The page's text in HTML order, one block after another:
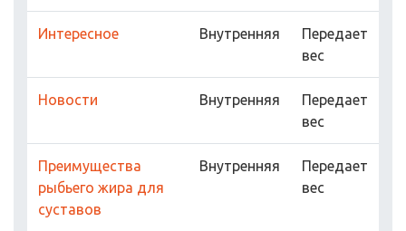
Интересное Внутренняя
Передает
вес
Новости Внутренняя
Передает
вес
Преимущества
рыбьего жира для
суставов
Внутренняя
Передает
вес